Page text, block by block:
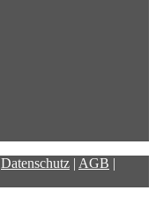
Datenschutz | AGB |